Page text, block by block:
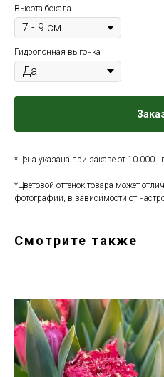
Высота бокала
Гидропонная выгонка
*Цена указана при заказе от 10 000
*Цветовой оттенок товара может
фотографии, в зависимости от
Смотрите также